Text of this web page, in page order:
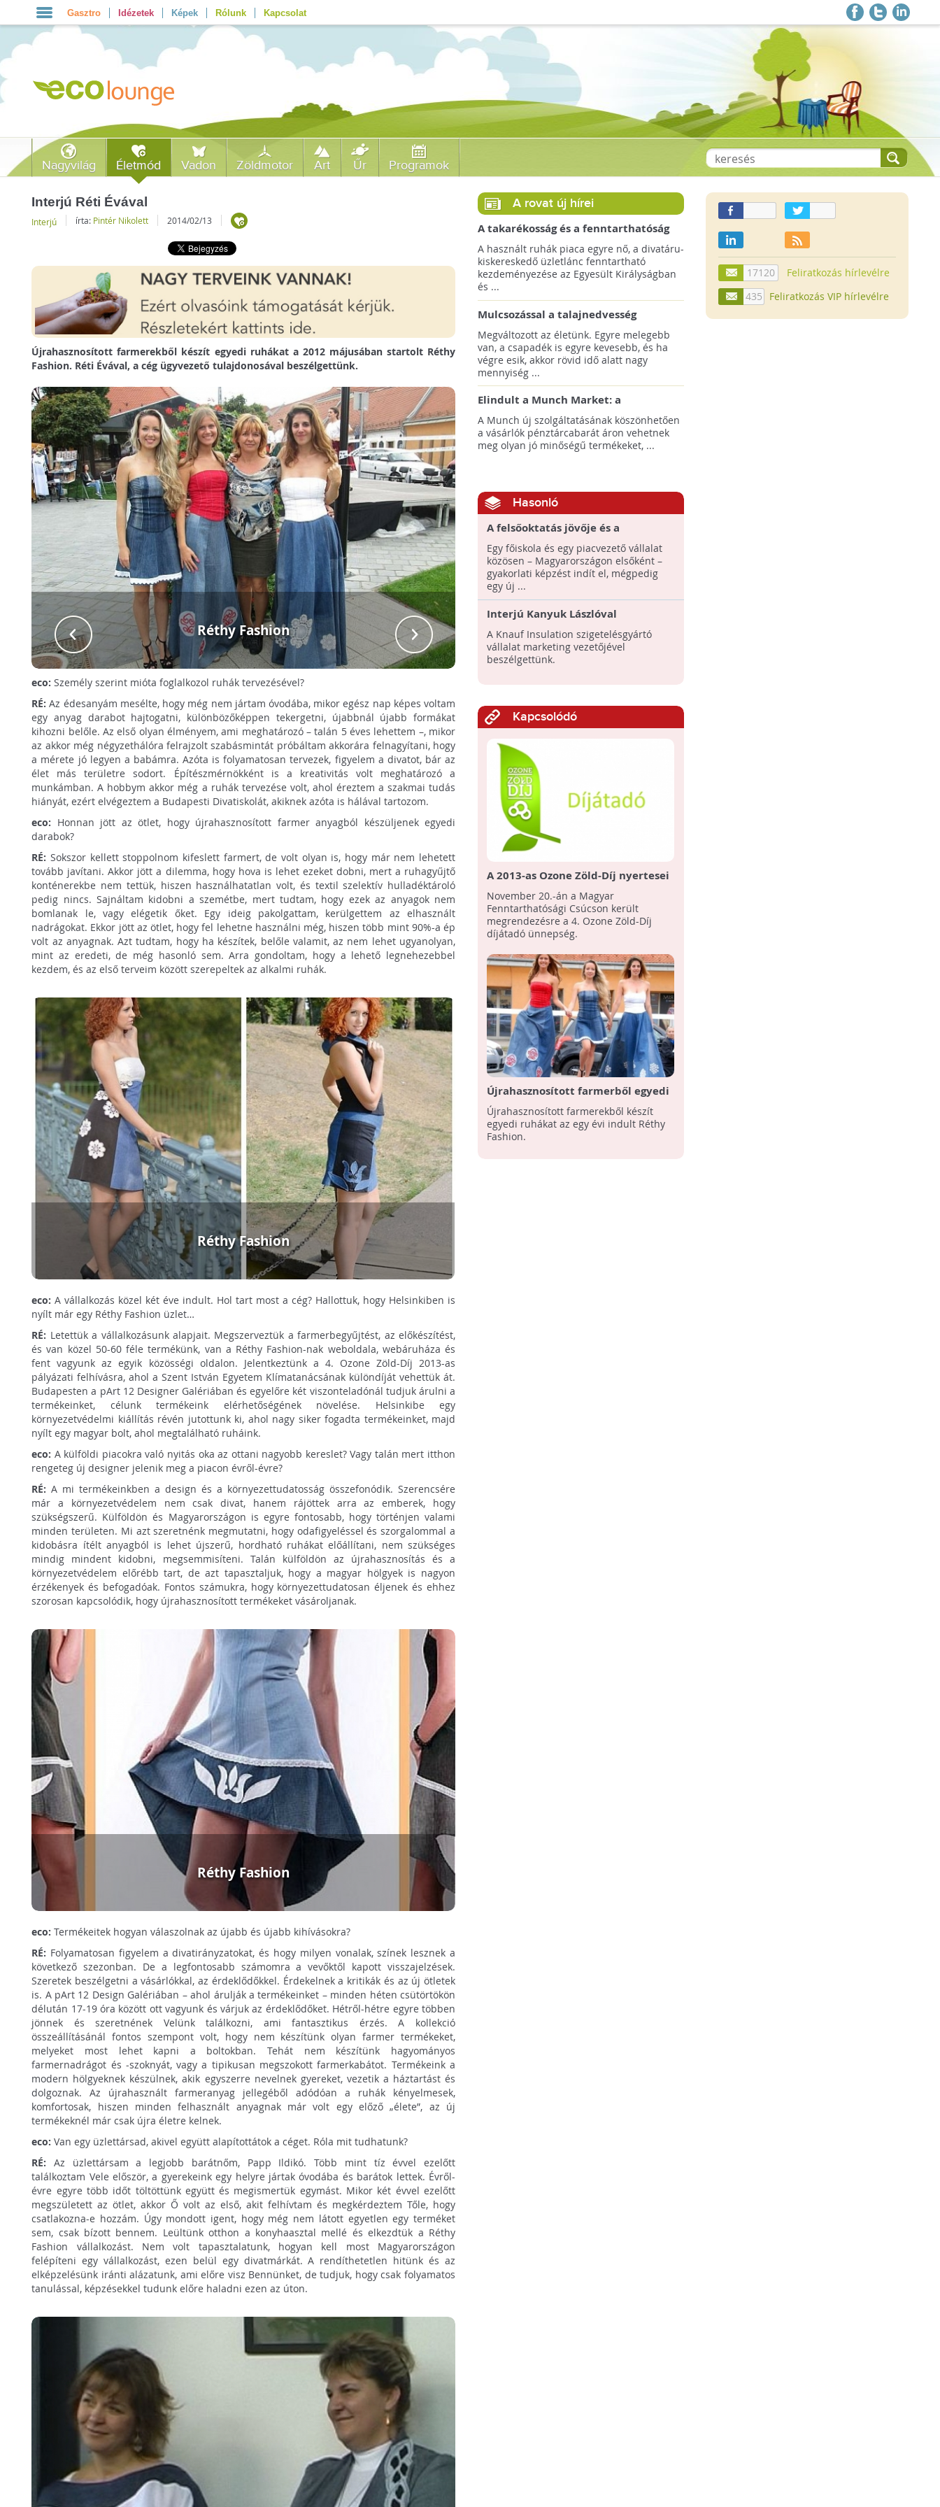
Gasztro Idézetek Képek Rólunk Kapcsolat
Nagyvilág Életmód Vadon Zöldmotor Art Űr Programok
Interjú Réti Évával
Interjú írta: Pintér Nikolett 2014/02/13
Újrahasznosított farmerekből készít egyedi ruhákat a 2012 májusában startolt Réthy
Fashion. Réti Évával, a cég ügyvezető tulajdonosával beszélgettünk.
Réthy Fashion Réthy Fashion
eco: Személy szerint mióta foglalkozol ruhák tervezésével?
RÉ: Az édesanyám mesélte, hogy még nem jártam óvodába, mikor egész nap képes voltam
egy anyag darabot hajtogatni, különbözőképpen tekergetni, újabbnál újabb formákat
kihozni belőle. Az első olyan élményem, ami meghatározó – talán 5 éves lehettem –, mikor
az akkor még négyzethálóra felrajzolt szabásmintát próbáltam akkorára felnagyítani, hogy
a mérete jó legyen a babámra. Azóta is folyamatosan tervezek, figyelem a divatot, bár az
élet más területre sodort. Építészmérnökként is a kreativitás volt meghatározó a
munkámban. A hobbym akkor még a ruhák tervezése volt, ahol éreztem a szakmai tudás
hiányát, ezért elvégeztem a Budapesti Divatiskolát, akiknek azóta is hálával tartozom.
eco: Honnan jött az ötlet, hogy újrahasznosított farmer anyagból készüljenek egyedi
darabok?
RÉ: Sokszor kellett stoppolnom kifeslett farmert, de volt olyan is, hogy már nem lehetett
tovább javítani. Akkor jött a dilemma, hogy hova is lehet ezeket dobni, mert a ruhagyűjtő
konténerekbe nem tettük, hiszen használhatatlan volt, és textil szelektív hulladéktároló
pedig nincs. Sajnáltam kidobni a szemétbe, mert tudtam, hogy ezek az anyagok nem
bomlanak le, vagy elégetik őket. Egy ideig pakolgattam, kerülgettem az elhasznált
nadrágokat. Ekkor jött az ötlet, hogy fel lehetne használni még, hiszen több mint 90%-a ép
volt az anyagnak. Azt tudtam, hogy ha készítek, belőle valamit, az nem lehet ugyanolyan,
mint az eredeti, de még hasonló sem. Arra gondoltam, hogy a lehető legnehezebbel
kezdem, és az első terveim között szerepeltek az alkalmi ruhák.
Réthy Fashion
eco: A vállalkozás közel két éve indult. Hol tart most a cég? Hallottuk, hogy Helsinkiben is
nyílt már egy Réthy Fashion üzlet…
RÉ: Letettük a vállalkozásunk alapjait. Megszerveztük a farmerbegyűjtést, az előkészítést,
és van közel 50-60 féle termékünk, van a Réthy Fashion-nak weboldala, webáruháza és
fent vagyunk az egyik közösségi oldalon. Jelentkeztünk a 4. Ozone Zöld-Díj 2013-as
pályázati felhívásra, ahol a Szent István Egyetem Klímatanácsának különdíját vehettük át.
Budapesten a pArt 12 Designer Galériában és egyelőre két viszonteladónál tudjuk árulni a
termékeinket, célunk termékeink elérhetőségének növelése. Helsinkibe egy
környezetvédelmi kiállítás révén jutottunk ki, ahol nagy siker fogadta termékeinket, majd
nyílt egy magyar bolt, ahol megtalálható ruháink.
eco: A külföldi piacokra való nyitás oka az ottani nagyobb kereslet? Vagy talán mert itthon
rengeteg új designer jelenik meg a piacon évről-évre?
RÉ: A mi termékeinkben a design és a környezettudatosság összefonódik. Szerencsére
már a környezetvédelem nem csak divat, hanem rájöttek arra az emberek, hogy
szükségszerű. Külföldön és Magyarországon is egyre fontosabb, hogy történjen valami
minden területen. Mi azt szeretnénk megmutatni, hogy odafigyeléssel és szorgalommal a
kidobásra ítélt anyagból is lehet újszerű, hordható ruhákat előállítani, nem szükséges
mindig mindent kidobni, megsemmisíteni. Talán külföldön az újrahasznosítás és a
környezetvédelem előrébb tart, de azt tapasztaljuk, hogy a magyar hölgyek is nagyon
érzékenyek és befogadóak. Fontos számukra, hogy környezettudatosan éljenek és ehhez
szorosan kapcsolódik, hogy újrahasznosított termékeket vásároljanak.
Réthy Fashion
eco: Termékeitek hogyan válaszolnak az újabb és újabb kihívásokra?
RÉ: Folyamatosan figyelem a divatirányzatokat, és hogy milyen vonalak, színek lesznek a
következő szezonban. De a legfontosabb számomra a vevőktől kapott visszajelzések.
Szeretek beszélgetni a vásárlókkal, az érdeklődőkkel. Érdekelnek a kritikák és az új ötletek
is. A pArt 12 Design Galériában – ahol árulják a termékeinket – minden héten csütörtökön
délután 17-19 óra között ott vagyunk és várjuk az érdeklődőket. Hétről-hétre egyre többen
jönnek és szeretnének Velünk találkozni, ami fantasztikus érzés. A kollekció
összeállításánál fontos szempont volt, hogy nem készítünk olyan farmer termékeket,
melyeket most lehet kapni a boltokban. Tehát nem készítünk hagyományos
farmernadrágot és -szoknyát, vagy a tipikusan megszokott farmerkabátot. Termékeink a
modern hölgyeknek készülnek, akik egyszerre nevelnek gyereket, vezetik a háztartást és
dolgoznak. Az újrahasznált farmeranyag jellegéből adódóan a ruhák kényelmesek,
komfortosak, hiszen minden felhasznált anyagnak már volt egy előző „élete”, az új
termékeknél már csak újra életre kelnek.
eco: Van egy üzlettársad, akivel együtt alapítottátok a céget. Róla mit tudhatunk?
RÉ: Az üzlettársam a legjobb barátnőm, Papp Ildikó. Több mint tíz évvel ezelőtt
találkoztam Vele először, a gyerekeink egy helyre jártak óvodába és barátok lettek. Évről-
évre egyre több időt töltöttünk együtt és megismertük egymást. Mikor két évvel ezelőtt
megszületett az ötlet, akkor Ő volt az első, akit felhívtam és megkérdeztem Tőle, hogy
csatlakozna-e hozzám. Úgy mondott igent, hogy még nem látott egyetlen egy terméket
sem, csak bízott bennem. Leültünk otthon a konyhaasztal mellé és elkezdtük a Réthy
Fashion vállalkozást. Nem volt tapasztalatunk, hogyan kell most Magyarországon
felépíteni egy vállalkozást, ezen belül egy divatmárkát. A rendíthetetlen hitünk és az
elképzelésünk iránti alázatunk, ami előre visz Bennünket, de tudjuk, hogy csak folyamatos
tanulással, képzésekkel tudunk előre haladni ezen az úton.
A rovat új hírei
A takarékosság és a fenntarthatóság
ösztönzésére a Zara 14 európai
országra terjeszti ki használtruha
szolgáltatását!
A használt ruhák piaca egyre nő, a divatáru-
kiskereskedő üzletlánc fenntartható
kezdeményezése az Egyesült Királyságban
és ...
Mulcsozással a talajnedvesség
megtartásáért
Megváltozott az életünk. Egyre melegebb
van, a csapadék is egyre kevesebb, és ha
végre esik, akkor rövid idő alatt nagy
mennyiség ...
Elindult a Munch Market: a
pazarláscsökkentő piactér
A Munch új szolgáltatásának köszönhetően
a vásárlók pénztárcabarát áron vehetnek
meg olyan jó minőségű termékeket, ...
Hasonló
A felsőoktatás jövője és a
kooperatív képzési rendszer -
Interjú Ocskay Szilárddal, a NEXON
ügyvezetőjével
Egy főiskola és egy piacvezető vállalat
közösen – Magyarországon elsőként –
gyakorlati képzést indít el, mégpedig
egy új ...
Interjú Kanyuk Lászlóval
A Knauf Insulation szigetelésgyártó
vállalat marketing vezetőjével
beszélgettünk.
Kapcsolódó
A 2013-as Ozone Zöld-Díj nyertesei
November 20.-án a Magyar
Fenntarthatósági Csúcson került
megrendezésre a 4. Ozone Zöld-Díj
díjátadó ünnepség.
Újrahasznosított farmerből egyedi
ruha
Újrahasznosított farmerekből készít
egyedi ruhákat az egy évi indult Réthy
Fashion.
17120
Feliratkozás hírlevélre
435
Feliratkozás VIP hírlevélre